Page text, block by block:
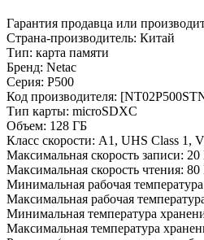
Гарантия продавца или
Страна-производитель: Китай
Тип: карта памяти
Бренд: Netac
Серия: P500
Код производителя:
Тип карты: microSDXC
Объем: 128 ГБ
Класс скорости: A1 , UHS Class 1 ,
Максимальная скорость записи:
Максимальная скорость чтения:
Минимальная рабочая
Максимальная рабочая
Минимальная температура
Максимальная температура